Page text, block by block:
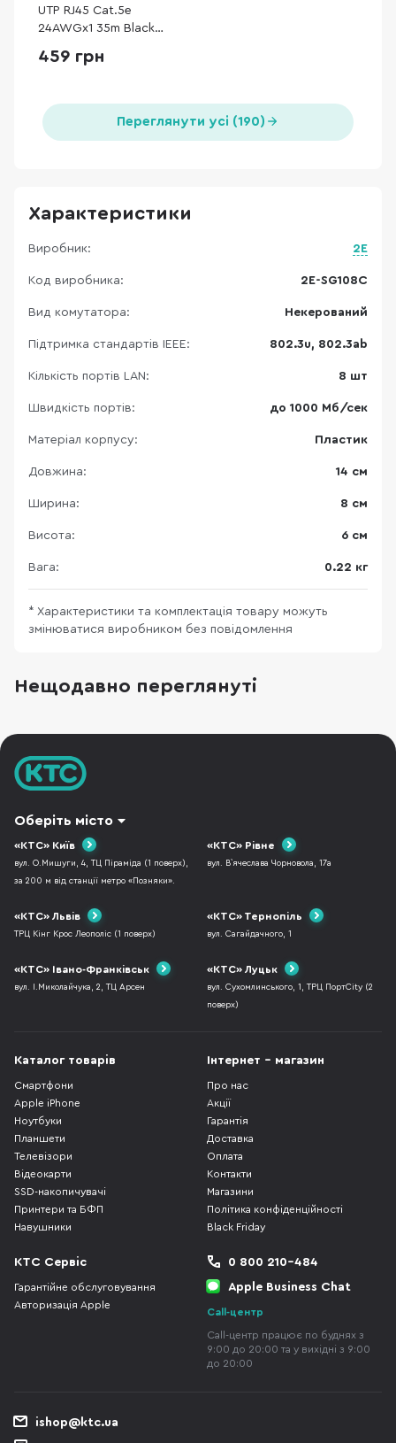
UTP RJ45 Cat.5e
24AWGx1 35m Black
459 грн
Переглянути усі (190)
Характеристики
Виробник: 2E
Код виробника: 2E-SG108C
Вид комутатора: Некерований
Підтримка стандартів IEEE: 802.3u, 802.3ab
Кількість портів LAN: 8 шт
Швидкість портів: до 1000 Мб/сек
Матеріал корпусу: Пластик
Довжина: 14 см
Ширина: 8 см
Висота: 6 см
Вага: 0.22 кг
* Характеристики та комплектація товару можуть
змінюватися виробником без повідомлення
Нещодавно переглянуті
Оберіть місто
«КТС» Київ
вул. О.Мишуги, 4, ТЦ Піраміда (1 поверх),
за 200 м від станції метро «Позняки».
«КТС» Рівне
вул. В`ячеслава Чорновола, 17а
«КТС» Львів
ТРЦ Кінг Крос Леополіс (1 поверх)
«КТС» Тернопіль
вул. Сагайдачного, 1
«КТС» Івано-Франківськ
вул. І.Миколайчука, 2, ТЦ Арсен
«КТС» Луцьк
вул. Сухомлинського, 1, ТРЦ ПортCity (2
поверх)
Каталог товарів
Смартфони
Apple iPhone
Ноутбуки
Планшети
Телевізори
Відеокарти
SSD-накопичувачі
Принтери та БФП
Навушники
Інтернет - магазин
Про нас
Акції
Гарантія
Доставка
Оплата
Контакти
Магазини
Політика конфіденційності
Black Friday
КТС Сервіс
Гарантійне обслуговування
Авторизація Apple
0 800 210-484
Apple Business Chat
Call-центр
Call-центр працює по буднях з
9:00 до 20:00 та у вихідні з 9:00
до 20:00
ishop@ktc.ua